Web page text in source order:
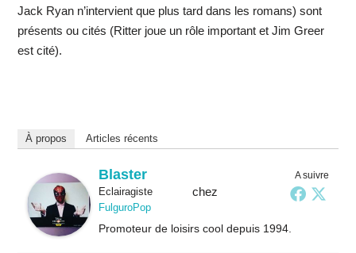
Jack Ryan n’intervient que plus tard dans les romans) sont
présents ou cités (Ritter joue un rôle important et Jim Greer
est cité).
À propos Articles récents
A suivre
Blaster
Eclairagistechez
FulguroPop
Promoteur de loisirs cool depuis 1994.